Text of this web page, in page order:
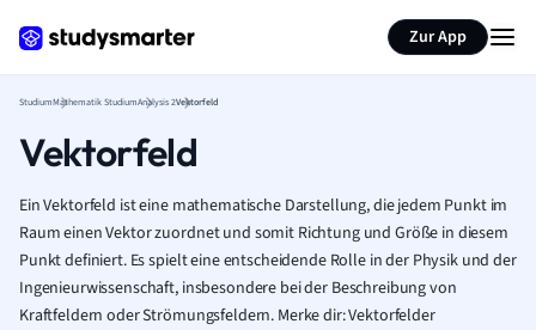
Zur App
StudiumMathematik StudiumAnalysis 2Vektorfeld
Vektorfeld
Ein Vektorfeld ist eine mathematische Darstellung, die jedem Punkt im
Raum einen Vektor zuordnet und somit Richtung und Größe in diesem
Punkt definiert. Es spielt eine entscheidende Rolle in der Physik und der
Ingenieurwissenschaft, insbesondere bei der Beschreibung von
Kraftfeldern oder Strömungsfeldern. Merke dir: Vektorfelder